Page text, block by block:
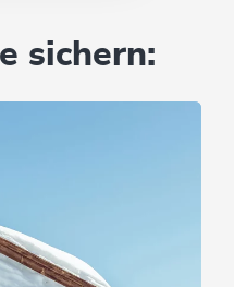
sichern: